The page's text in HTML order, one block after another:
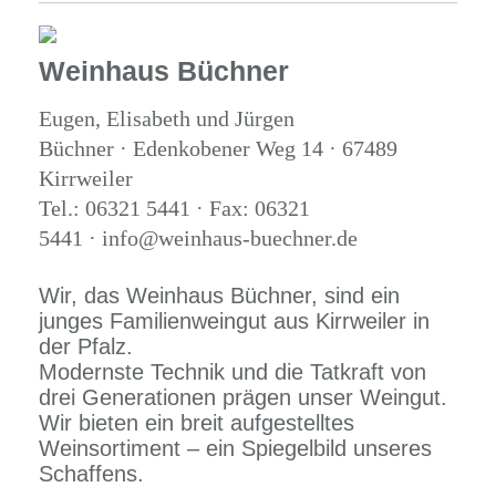
Weinhaus Büchner
Eugen, Elisabeth und Jürgen
Büchner · Edenkobener Weg 14 · 67489
Kirrweiler
Tel.: 06321 5441 · Fax: 06321
5441 · info@weinhaus-buechner.de
Wir, das Weinhaus Büchner, sind ein
junges Familienweingut aus Kirrweiler in
der Pfalz.
Modernste Technik und die Tatkraft von
drei Generationen prägen unser Weingut.
Wir bieten ein breit aufgestelltes
Weinsortiment – ein Spiegelbild unseres
Schaffens.